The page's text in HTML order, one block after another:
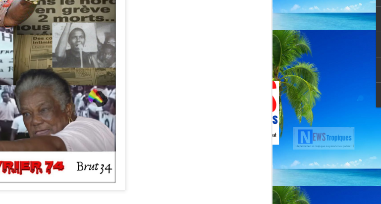
Une reconnaissance nationale pour une chaîne locale.